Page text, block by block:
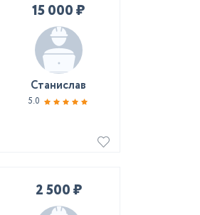
15 000 ₽
Станислав
5.0
2 500 ₽